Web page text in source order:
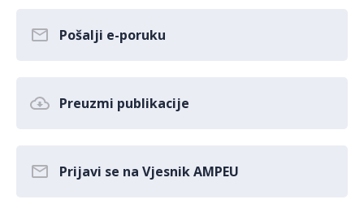
Pošalji e-poruku
Preuzmi publikacije
Prijavi se na Vjesnik AMPEU